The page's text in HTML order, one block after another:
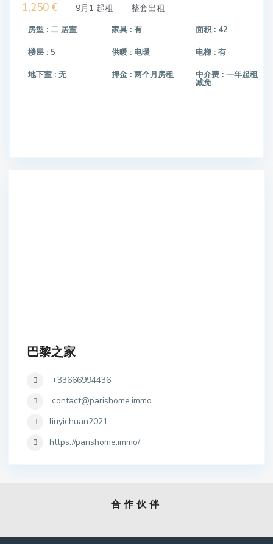
1,250 € 9月1 起租 整套出租
房型 : 二 居室 家具 :有 面积 : 42
楼层 : 5 供暖 : 电暖 电梯 : 有
地下室 : 无 押金 :两个月房租 中介费 : 一年起租
减免
巴黎之家
+33666994436
contact@parishome.immo
liuyichuan2021
https://parishome.immo/
合作伙伴